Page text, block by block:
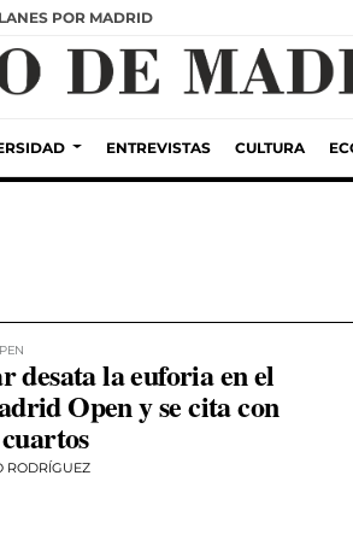
POR MADRID
ENTREVISTAS CULTURA
desata la euforia en el
Open y se cita con
RODRÍGUEZ